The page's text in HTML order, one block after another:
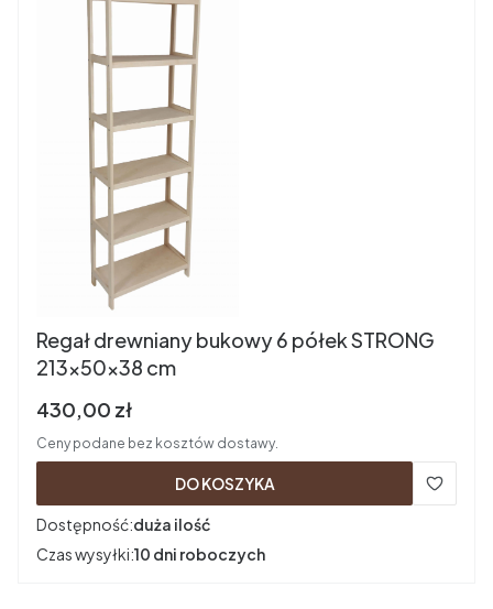
Regał drewniany bukowy 6 półek STRONG
213x50x38 cm
Cena brutto
430,00 zł
Ceny podane bez kosztów dostawy.
DO KOSZYKA
Dostępność:duża ilość
Czas wysyłki:10 dni roboczych